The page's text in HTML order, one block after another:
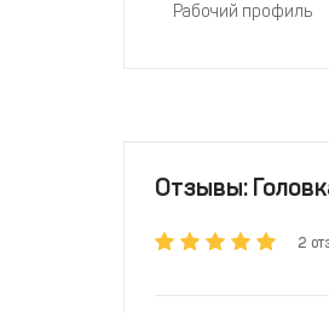
Рабочий профиль
Отзывы:
2